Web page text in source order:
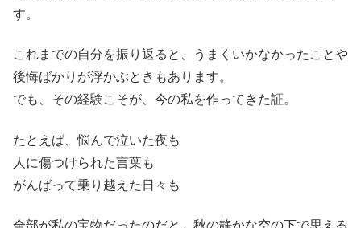
す。
これまでの自分を振り返ると、うまくいかなかったことや
後悔ばかりが浮かぶときもあります。
でも、その経験こそが、今の私を作ってきた証。
たとえば、悩んで泣いた夜も
人に傷つけられた言葉も
がんばって乗り越えた日々も